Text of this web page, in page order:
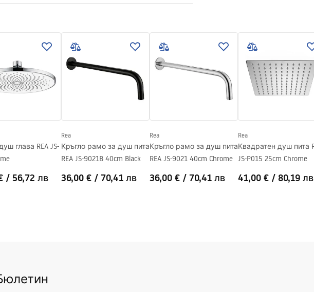
Завинтващ се
mm
24 месеца
Warranty_Terms_and_Conditions_
Accessories_-_24.pdf
глава REA JS-
/ 56,72 лв
Rea
Кръгло рамо за душ пита
REA JS-9021B 40cm Black
36,00 € / 70,41 лв
Rea
Кръгло рамо за душ пита
REA JS-9021 40cm Chrome
36,00 € / 70,41 лв
Rea
Квадратен душ пита
JS-P015 25cm Chrome
41,00 € / 80,19 лв